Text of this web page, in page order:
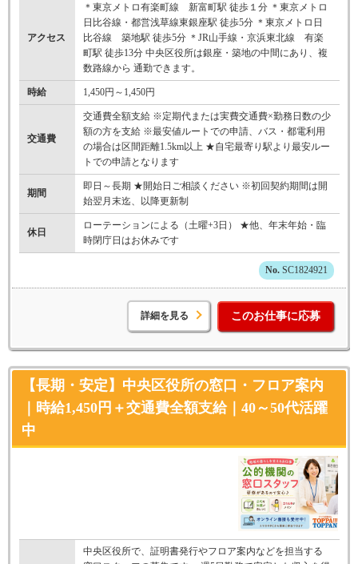
アクセス
＊東京メトロ有楽町線 新富町駅 徒歩１分 ＊東京メトロ
日比谷線・都営浅草線東銀座駅 徒歩5分 ＊東京メトロ日
比谷線 築地駅 徒歩5分 ＊JR山手線・京浜東北線 有楽
町駅 徒歩13分 中央区役所は銀座・築地の中間にあり、複
数路線から 通勤できます。
時給 1,450円～1,450円
交通費
交通費全額支給 ※定期代または実費交通費×勤務日数の少
額の方を支給 ※最安値ルートでの申請、バス・都電利用
の場合は区間距離1.5km以上 ★自宅最寄り駅より最安ルー
トでの申請となります
期間
即日～長期 ★開始日ご相談ください ※初回契約期間は開
始翌月末迄、以降更新制
休日
ローテーションによる（土曜+3日） ★他、年末年始・臨
時閉庁日はお休みです
SC1824921
詳細を見る このお仕事に応募
【長期・安定】中央区役所の窓口・フロア案内
｜時給1,450円＋交通費全額支給｜40～50代活躍
中
中央区役所で、証明書発行やフロア案内などを担当する